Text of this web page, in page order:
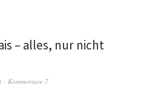
– alles, nur nicht
Kommentare 7